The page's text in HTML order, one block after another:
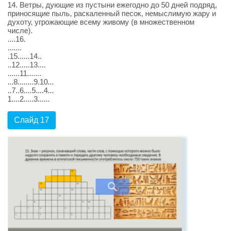
14. Ветры, дующие из пустыни ежегодно до 50 дней подряд,
приносящие пыль, раскаленный песок, немыслимую жару и
духоту, угрожающие всему живому (в множественном
числе).
....16.
.......
.15......14..
..12.....13....
......11.......
...8........9.10...
..7..6....5....4...
1....2.....3......
Слайд 17